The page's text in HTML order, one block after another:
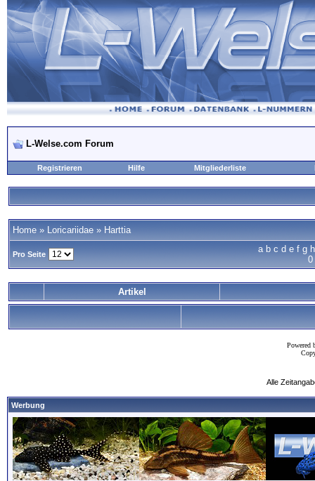
L-Welse.com Forum
Registrieren Hilfe Mitgliederliste
Home » Loricariidae » Harttia
Pro Seite a b c d e f g h
0
Artikel
Powered
Alle
Werbung